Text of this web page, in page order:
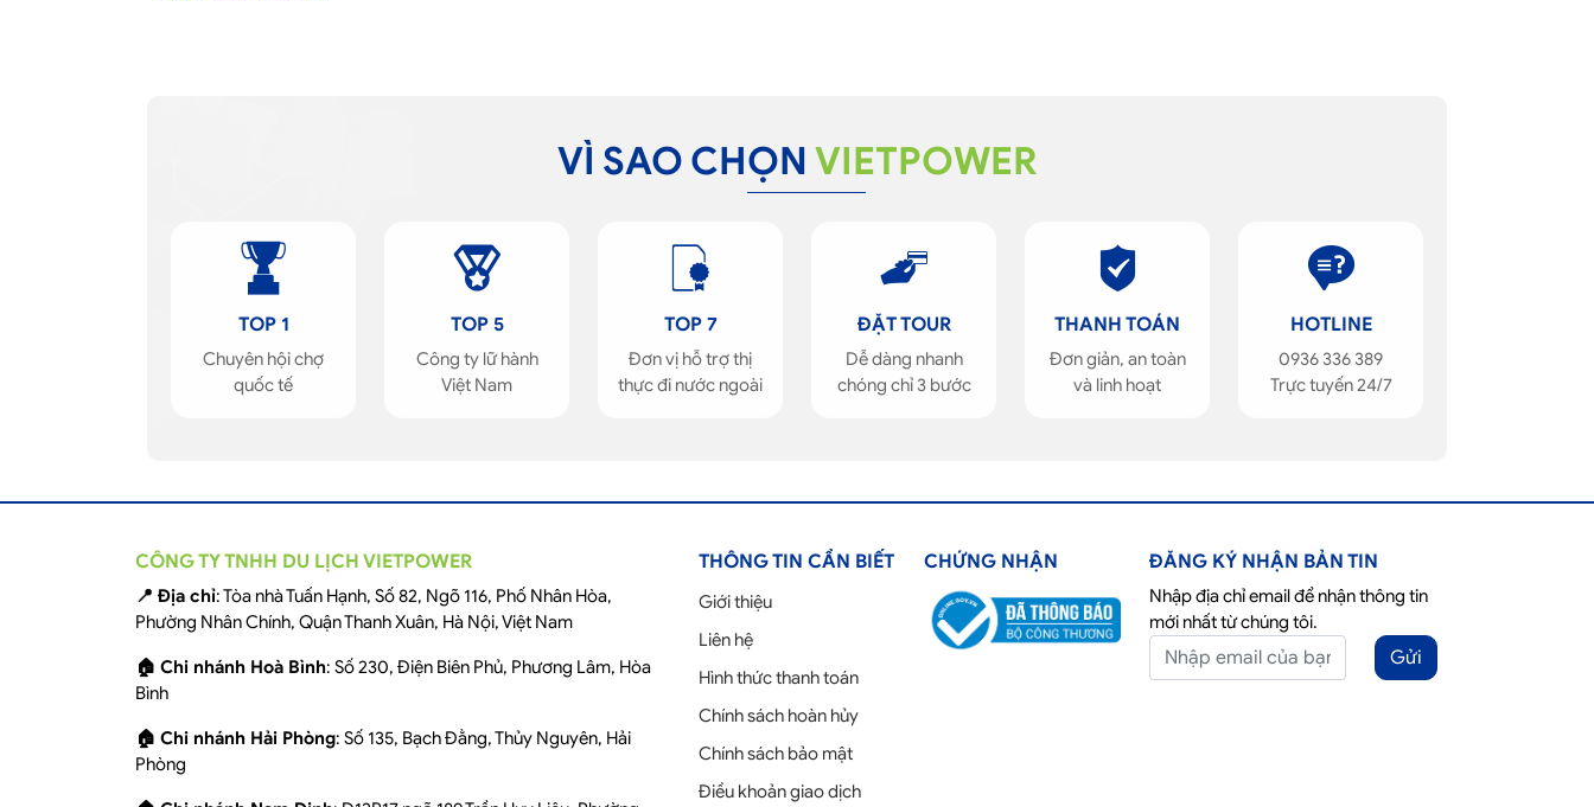
VÌ SAO CHỌN VIETPOWER
TOP 1
Chuyên hội chợ
quốc tế
TOP 5
Công ty lữ hành
Việt Nam
TOP 7
Đơn vị hỗ trợ thị
thực đi nước ngoài
ĐẶT TOUR
Dễ dàng nhanh
chóng chỉ 3 bước
THANH TOÁN
Đơn giản, an toàn
và linh hoạt
HOTLINE
0936 336 389
Trực tuyến 24/7
CÔNG TY TNHH DU LỊCH VIETPOWER
📍 Địa chỉ: Tòa nhà Tuấn Hạnh, Số 82, Ngõ 116, Phố Nhân Hòa,
Phường Nhân Chính, Quận Thanh Xuân, Hà Nội, Việt Nam
🏠 Chi nhánh Hoà Bình: Số 230, Điện Biên Phủ, Phương Lâm, Hòa
Bình
🏠 Chi nhánh Hải Phòng: Số 135, Bạch Đằng, Thủy Nguyên, Hải
Phòng
THÔNG TIN CẦN BIẾT
Giới thiệu
Liên hệ
Hình thức thanh toán
Chính sách hoàn hủy
Chính sách bảo mật
Điều khoản giao dịch
CHỨNG NHẬN ĐĂNG KÝ NHẬN BẢN TIN
Nhập địa chỉ email để nhận thông tin
mới nhất từ chúng tôi.
Gửi